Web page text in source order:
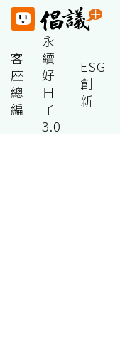
客
座
總
編
永
續
好
日
子
3.0
ESG
創
新